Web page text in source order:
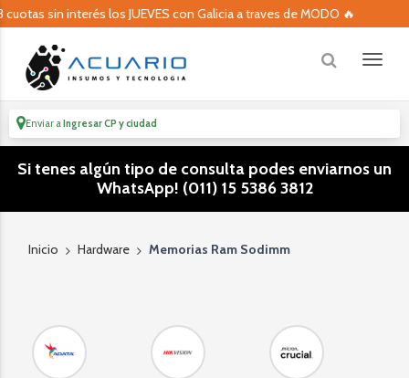
sin interés los JUEVES con Galicia a traves de MODO 🔥
Enviar aIngresar CP y ciudad
Si tenes algún tipo de consulta podes enviarnos un
WhatsApp! (011) 15 5386 3812
Inicio Hardware Memorias Ram Sodimm